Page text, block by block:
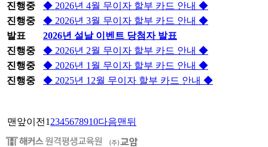
진행중
◆ 2026년 4월 무이자 할부 카드 안내 ◆
진행중
◆ 2026년 3월 무이자 할부 카드 안내 ◆
발표
2026년 설날 이벤트 당첨자 발표
진행중
◆ 2026년 2월 무이자 할부 카드 안내 ◆
진행중
◆ 2026년 1월 무이자 할부 카드 안내 ◆
진행중
◆ 2025년 12월 무이자 할부 카드 안내 ◆
맨앞이전 1 2345678910다음맨뒤